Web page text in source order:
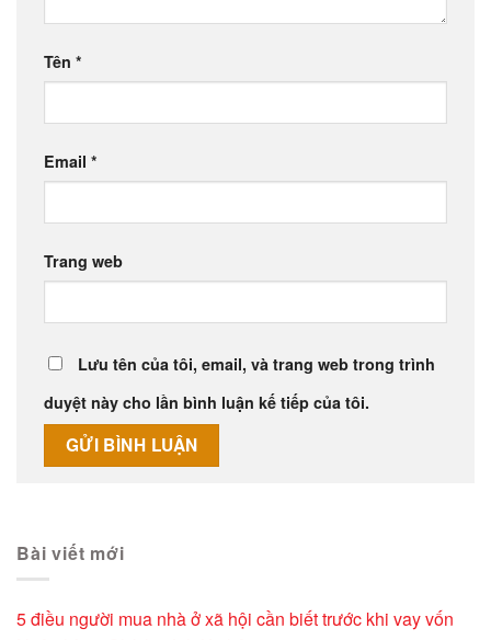
Tên *
Email *
Trang web
Lưu tên của tôi, email, và trang web trong trình
duyệt này cho lần bình luận kế tiếp của tôi.
Bài viết mới
5 điều người mua nhà ở xã hội cần biết trước khi vay vốn